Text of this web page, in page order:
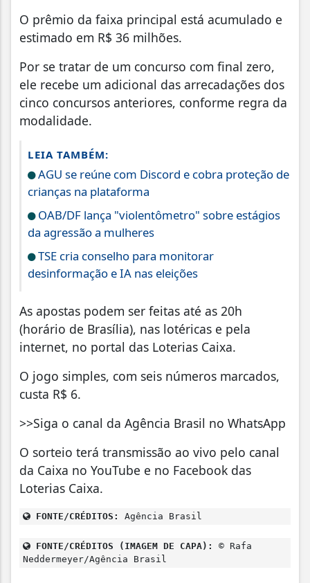
O prêmio da faixa principal está acumulado e
estimado em R$ 36 milhões.
Por se tratar de um concurso com final zero,
ele recebe um adicional das arrecadações dos
cinco concursos anteriores, conforme regra da
modalidade.
LEIA TAMBÉM:
AGU se reúne com Discord e cobra proteção de
crianças na plataforma
OAB/DF lança "violentômetro" sobre estágios
da agressão a mulheres
TSE cria conselho para monitorar
desinformação e IA nas eleições
As apostas podem ser feitas até as 20h
(horário de Brasília), nas lotéricas e pela
internet, no portal das Loterias Caixa.
O jogo simples, com seis números marcados,
custa R$ 6.
>>Siga o canal da Agência Brasil no WhatsApp
O sorteio terá transmissão ao vivo pelo canal
da Caixa no YouTube e no Facebook das
Loterias Caixa.
FONTE/CRÉDITOS: Agência Brasil
FONTE/CRÉDITOS (IMAGEM DE CAPA):
© Rafa
Neddermeyer/Agência Brasil